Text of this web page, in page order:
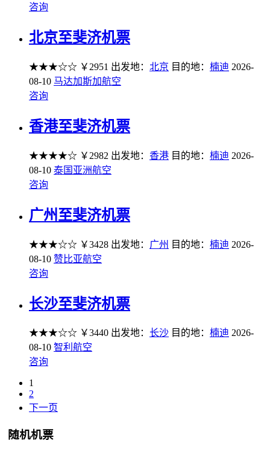
咨询
北京至斐济机票
★★★☆☆ ￥2951 出发地： 北京 目的地： 楠迪 2026-
08-10 马达加斯加航空
咨询
香港至斐济机票
★★★★☆ ￥2982 出发地： 香港 目的地： 楠迪 2026-
08-10 泰国亚洲航空
咨询
广州至斐济机票
★★★☆☆ ￥3428 出发地： 广州 目的地： 楠迪 2026-
08-10 赞比亚航空
咨询
长沙至斐济机票
★★★☆☆ ￥3440 出发地： 长沙 目的地： 楠迪 2026-
08-10 智利航空
咨询
1
2
下一页
随机机票